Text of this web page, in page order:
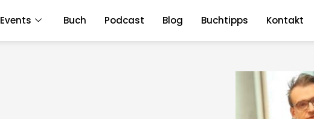
Events Buch Podcast Blog Buchtipps Kontakt